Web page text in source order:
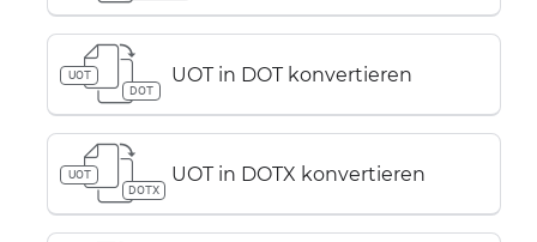
UOT
DOT
UOT in DOT konvertieren
UOT
DOTX
UOT in DOTX konvertieren